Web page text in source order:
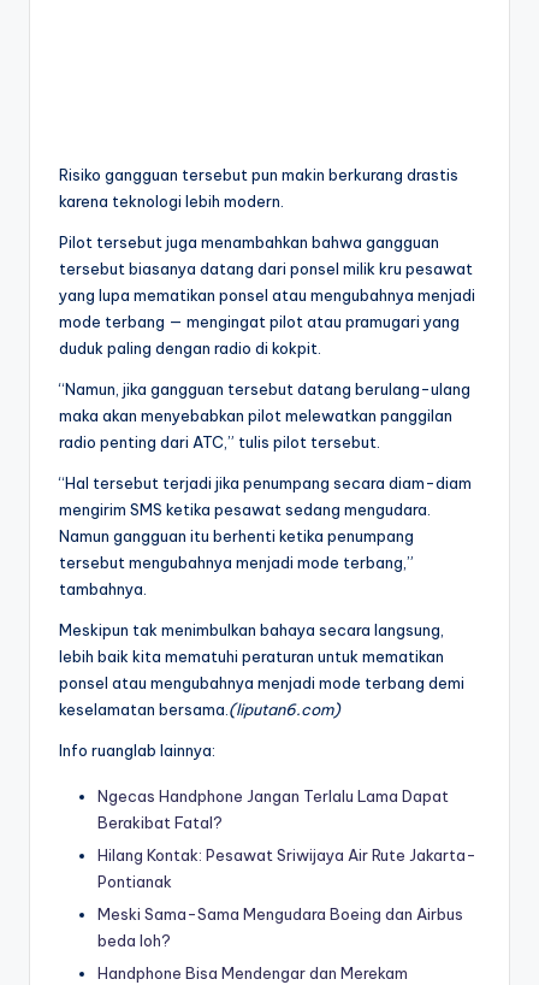
Risiko gangguan tersebut pun makin berkurang drastis
karena teknologi lebih modern.
Pilot tersebut juga menambahkan bahwa gangguan
tersebut biasanya datang dari ponsel milik kru pesawat
yang lupa mematikan ponsel atau mengubahnya menjadi
mode terbang — mengingat pilot atau pramugari yang
duduk paling dengan radio di kokpit.
“Namun, jika gangguan tersebut datang berulang-ulang
maka akan menyebabkan pilot melewatkan panggilan
radio penting dari ATC,” tulis pilot tersebut.
“Hal tersebut terjadi jika penumpang secara diam-diam
mengirim SMS ketika pesawat sedang mengudara.
Namun gangguan itu berhenti ketika penumpang
tersebut mengubahnya menjadi mode terbang,”
tambahnya.
Meskipun tak menimbulkan bahaya secara langsung,
lebih baik kita mematuhi peraturan untuk mematikan
ponsel atau mengubahnya menjadi mode terbang demi
keselamatan bersama. (liputan6.com)
Info ruanglab lainnya:
Ngecas Handphone Jangan Terlalu Lama Dapat
Berakibat Fatal?
Hilang Kontak: Pesawat Sriwijaya Air Rute Jakarta-
Pontianak
Meski Sama-Sama Mengudara Boeing dan Airbus
beda loh?
Handphone Bisa Mendengar dan Merekam